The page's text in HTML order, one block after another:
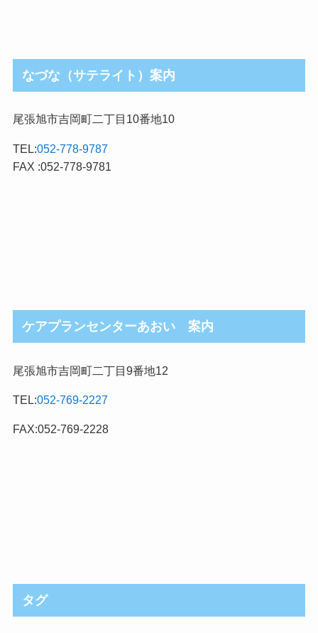
なづな（サテライト）案内
尾張旭市吉岡町二丁目10番地10
TEL:052-778-9787
FAX :052-778-9781
ケアプランセンターあおい 案内
尾張旭市吉岡町二丁目9番地12
TEL:052-769-2227
FAX:052-769-2228
タグ